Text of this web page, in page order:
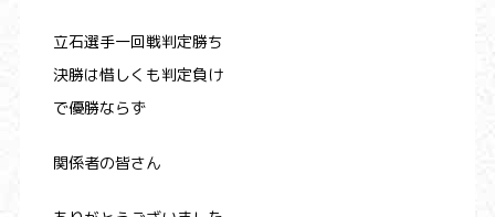
立石選手一回戦判定勝ち
決勝は惜しくも判定負け
で優勝ならず
関係者の皆さん